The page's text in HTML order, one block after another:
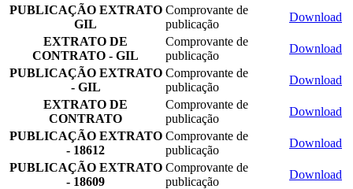
PUBLICAÇÃO EXTRATO
GIL
Comprovante de
publicação
Download
EXTRATO DE
CONTRATO - GIL
Comprovante de
publicação
Download
PUBLICAÇÃO EXTRATO
- GIL
Comprovante de
publicação
Download
EXTRATO DE
CONTRATO
Comprovante de
publicação
Download
PUBLICAÇÃO EXTRATO
- 18612
Comprovante de
publicação
Download
PUBLICAÇÃO EXTRATO
- 18609
Comprovante de
publicação
Download